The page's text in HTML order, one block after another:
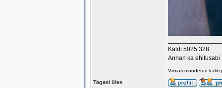
Kaldi 5025 328
Annan ka ehitusabi
Viimati muudetud
Tagasi üles